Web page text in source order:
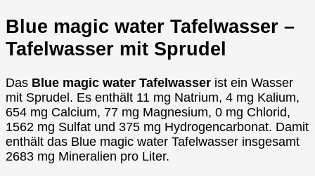
Blue magic water Tafelwasser –
Tafelwasser mit Sprudel
Das Blue magic water Tafelwasser ist ein Wasser
mit Sprudel. Es enthält 11 mg Natrium, 4 mg Kalium,
654 mg Calcium, 77 mg Magnesium, 0 mg Chlorid,
1562 mg Sulfat und 375 mg Hydrogencarbonat. Damit
enthält das Blue magic water Tafelwasser insgesamt
2683 mg Mineralien pro Liter.